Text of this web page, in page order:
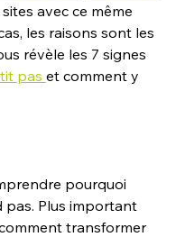
avec ce même
les raisons sont les
révèle les 7 signes
pas et comment y
pourquoi
pas. Plus important
transformer